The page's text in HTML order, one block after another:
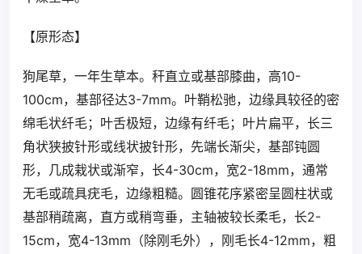
【原形态】
狗尾草，一年生草本。秆直立或基部膝曲，高10-
100cm，基部径达3-7mm。叶鞘松驰，边缘具较径的密
绵毛状纤毛；叶舌极短，边缘有纤毛；叶片扁平，长三
角状狭披针形或线状披针形，先端长渐尖，基部钝圆
形，几成栽状或渐窄，长4-30cm，宽2-18mm，通常
无毛或疏具疣毛，边缘粗糙。圆锥花序紧密呈圆柱状或
基部稍疏离，直方或稍弯垂，主轴被较长柔毛，长2-
15cm，宽4-13mm（除刚毛外），刚毛长4-12mm，粗